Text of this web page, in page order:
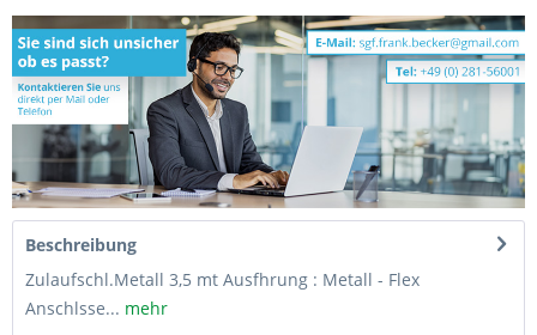
Beschreibung
Zulaufschl.Metall 3,5 mt Ausfhrung : Metall - Flex
Anschlsse... mehr